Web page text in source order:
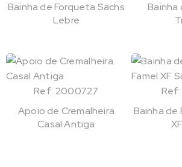
Bainha de Forqueta Sachs
Lebre
Bainha
Ref: 2000727
Apoio de Cremalheira
Casal Antiga
Bainha de